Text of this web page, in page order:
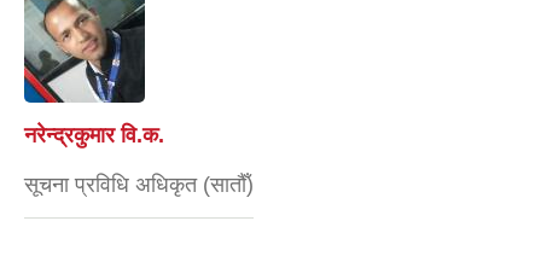
नरेन्द्रकुमार वि.क.
सूचना प्रविधि अधिकृत (सातौँ)